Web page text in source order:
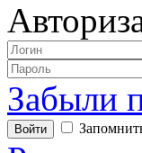
Забыли